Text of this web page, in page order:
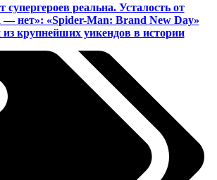
супергероев реальна. Усталость от
— нет»: «Spider-Man: Brand New Day»
из крупнейших уикендов в истории